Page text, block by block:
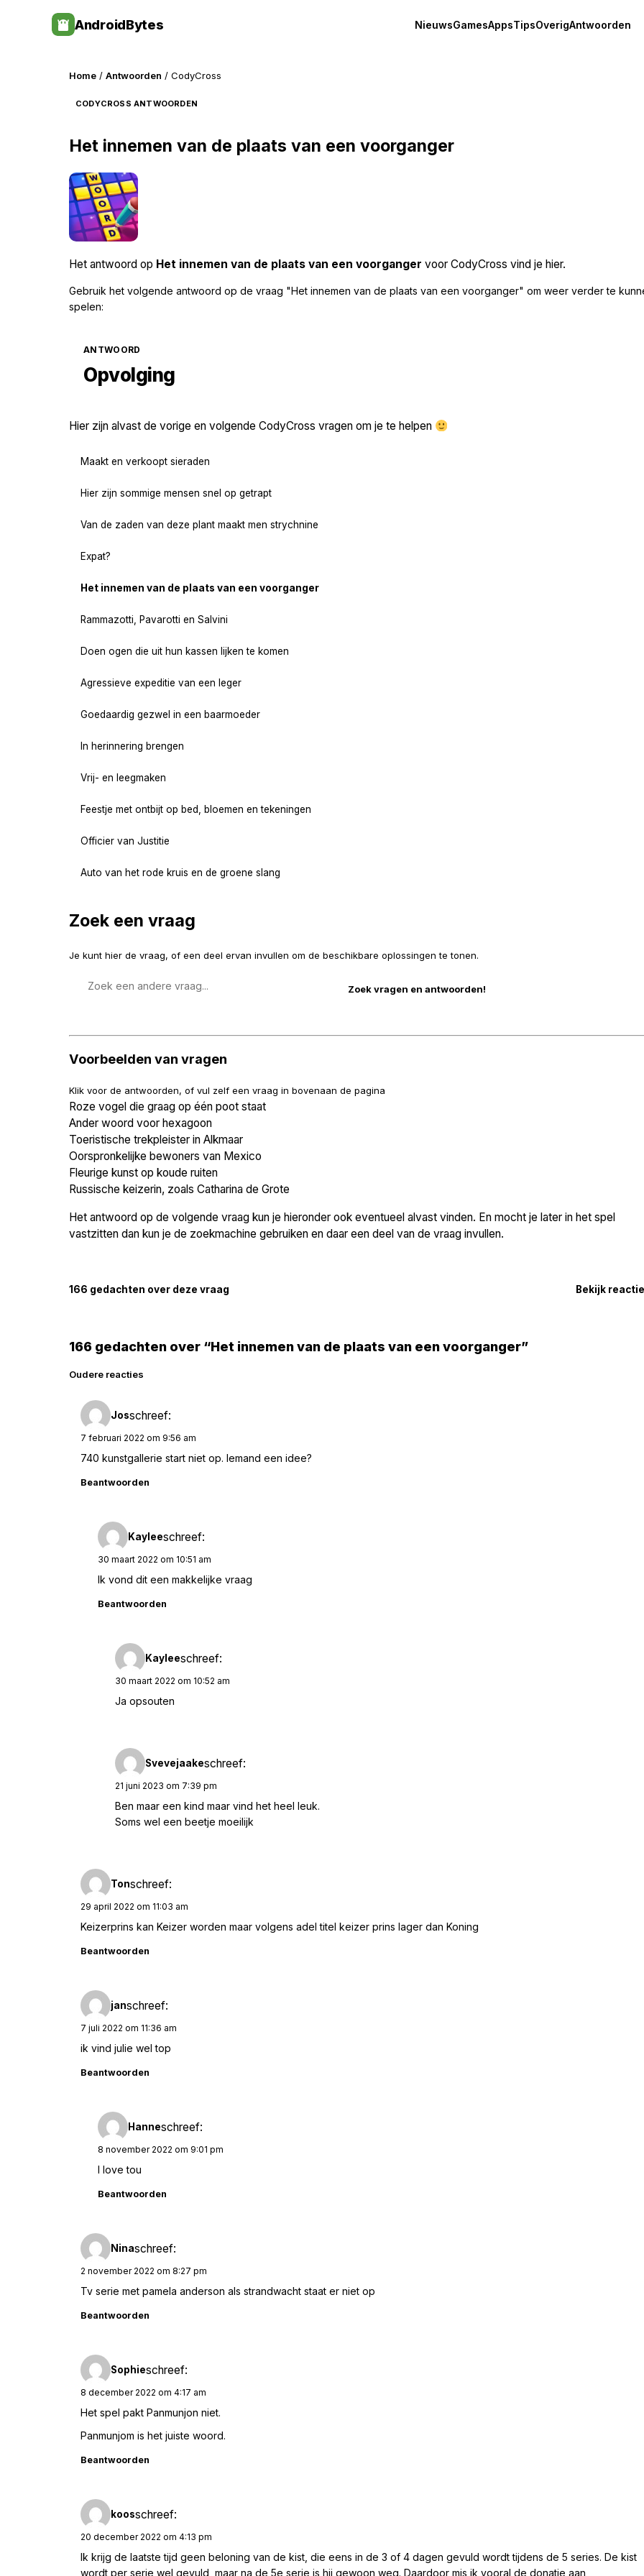
AndroidBytes NieuwsGamesAppsTipsOverigAntwoorden
Home / Antwoorden / CodyCross
CODYCROSS ANTWOORDEN
Het innemen van de plaats van een voorganger
Het antwoord op Het innemen van de plaats van een voorganger voor CodyCross vind je hier.
Gebruik het volgende antwoord op de vraag "Het innemen van de plaats van een voorganger" om weer verder te
spelen:
ANTWOORD
Opvolging
Hier zijn alvast de vorige en volgende CodyCross vragen om je te helpen
Maakt en verkoopt sieraden
Hier zijn sommige mensen snel op getrapt
Van de zaden van deze plant maakt men strychnine
Expat?
Het innemen van de plaats van een voorganger
Rammazotti, Pavarotti en Salvini
Doen ogen die uit hun kassen lijken te komen
Agressieve expeditie van een leger
Goedaardig gezwel in een baarmoeder
In herinnering brengen
Vrij- en leegmaken
Feestje met ontbijt op bed, bloemen en tekeningen
Officier van Justitie
Auto van het rode kruis en de groene slang
Zoek een vraag
Je kunt hier de vraag, of een deel ervan invullen om de beschikbare oplossingen te tonen.
Voorbeelden van vragen
Klik voor de antwoorden, of vul zelf een vraag in bovenaan de pagina
Roze vogel die graag op één poot staat
Ander woord voor hexagoon
Toeristische trekpleister in Alkmaar
Oorspronkelijke bewoners van Mexico
Fleurige kunst op koude ruiten
Russische keizerin, zoals Catharina de Grote
Het antwoord op de volgende vraag kun je hieronder ook eventueel alvast vinden. En mocht je later in het spel
vastzitten dan kun je de zoekmachine gebruiken en daar een deel van de vraag invullen.
166 gedachten over deze vraag Bekijk
166 gedachten over “Het innemen van de plaats van een voorganger”
Reacties
navigatie
Oudere reacties
Josschreef:
7 februari 2022 om 9:56 am
740 kunstgallerie start niet op. Iemand een idee?
Beantwoorden
Kayleeschreef:
30 maart 2022 om 10:51 am
Ik vond dit een makkelijke vraag
Beantwoorden
Kayleeschreef:
30 maart 2022 om 10:52 am
Ja opsouten
Svevejaakeschreef:
21 juni 2023 om 7:39 pm
Ben maar een kind maar vind het heel leuk.
Soms wel een beetje moeilijk
Tonschreef:
29 april 2022 om 11:03 am
Keizerprins kan Keizer worden maar volgens adel titel keizer prins lager dan Koning
Beantwoorden
janschreef:
7 juli 2022 om 11:36 am
ik vind julie wel top
Beantwoorden
Hanneschreef:
8 november 2022 om 9:01 pm
I love tou
Beantwoorden
Ninaschreef:
2 november 2022 om 8:27 pm
Tv serie met pamela anderson als strandwacht staat er niet op
Beantwoorden
Sophieschreef:
8 december 2022 om 4:17 am
Het spel pakt Panmunjon niet.
Panmunjom is het juiste woord.
Beantwoorden
koosschreef:
20 december 2022 om 4:13 pm
Ik krijg de laatste tijd geen beloning van de kist, die eens in de 3 of 4 dagen gevuld wordt tijdens de 5 series. De kist
wordt per serie wel gevuld, maar na de 5e serie is hij gewoon weg. Daardoor mis ik vooral de donatie aan